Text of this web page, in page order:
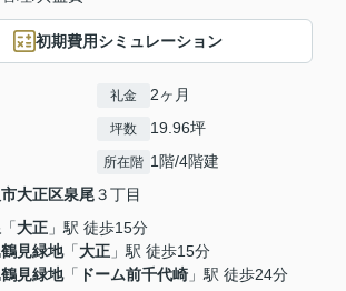
初期費用シミュレーション
礼金 2ヶ月
坪数 19.96坪
所在階 1階/4階建
大正区泉尾３丁目
「大正 」駅 徒歩15分
見緑地「大正 」駅 徒歩15分
見緑地「 ドーム前千代崎 」駅 徒歩24分